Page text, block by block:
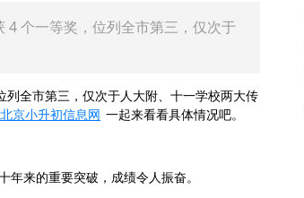
4 个一等奖，位列全市第三，仅次于
全市第三，仅次于人大附、十一学校两大传
北京小升初信息网 一起来看看具体情况吧。
来的重要突破，成绩令人振奋。